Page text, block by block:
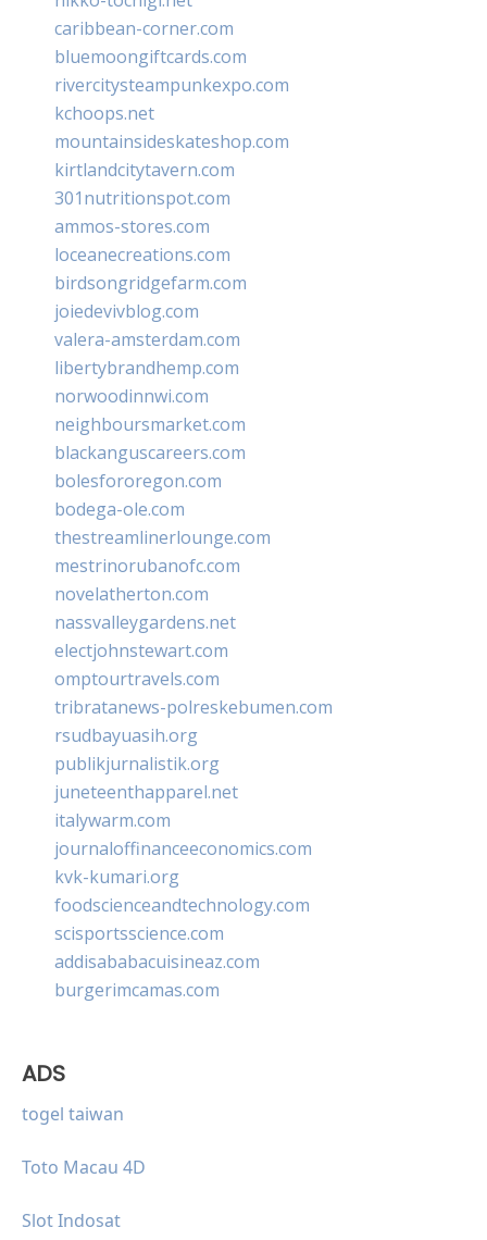
caribbean-corner.com
bluemoongiftcards.com
rivercitysteampunkexpo.com
kchoops.net
mountainsideskateshop.com
kirtlandcitytavern.com
301nutritionspot.com
ammos-stores.com
loceanecreations.com
birdsongridgefarm.com
joiedevivblog.com
valera-amsterdam.com
libertybrandhemp.com
norwoodinnwi.com
neighboursmarket.com
blackanguscareers.com
bolesfororegon.com
bodega-ole.com
thestreamlinerlounge.com
mestrinorubanofc.com
novelatherton.com
nassvalleygardens.net
electjohnstewart.com
omptourtravels.com
tribratanews-polreskebumen.com
rsudbayuasih.org
publikjurnalistik.org
juneteenthapparel.net
italywarm.com
journaloffinanceeconomics.com
kvk-kumari.org
foodscienceandtechnology.com
scisportsscience.com
addisababacuisineaz.com
burgerimcamas.com
ADS
togel taiwan
Toto Macau 4D
Slot Indosat